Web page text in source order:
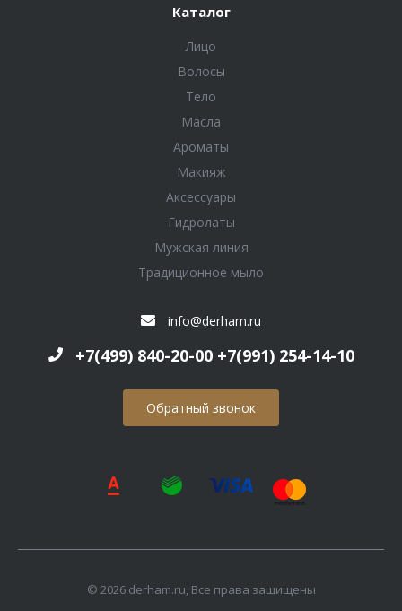
Каталог
Лицо
Волосы
Тело
Масла
Ароматы
Макияж
Аксессуары
Гидролаты
Мужская линия
Традиционное мыло
info@derham.ru
+7(499) 840-20-00 +7(991) 254-14-10
Обратный звонок
© 2026 derham.ru, Все права защищены